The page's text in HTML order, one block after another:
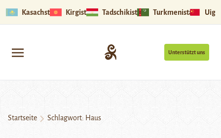
Kasachstan Kirgistan Tadschikistan Turkmenistan
Unterstützt uns
Startseite Schlagwort: Haus